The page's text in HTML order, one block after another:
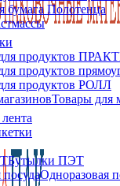
бумага Полотенца
продуктов
продуктов
продуктов РОЛЛ
Товары для
Бутылки ПЭТ
Одноразовая